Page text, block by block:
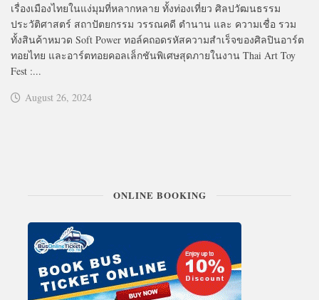
เรื่องเมืองไทยในแง่มุมที่หลากหลาย ทั้งท่องเที่ยว ศิลปวัฒนธรรม
ประวัติศาสตร์ สถาปัตยกรรม วรรณคดี ตำนาน และ ความเชื่อ รวม
ทั้งสินค้าหมวด Soft Power ทอล์คถอดรหัสความสำเร็จของศิลปินอาร์ต
ทอยไทย และอาร์ตทอยคอลเล็กชันพิเศษสุดภายในงาน Thai Art Toy
Fest :...
August 26, 2024
ONLINE BOOKING